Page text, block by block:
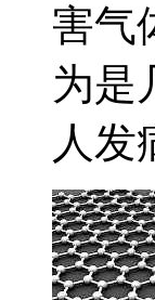
害气
为是
人发